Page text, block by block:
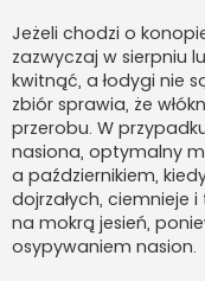
Jeżeli chodzi o
zazwyczaj w sierpniu
kwitnąć, a łodygi nie
zbiór sprawia, że
przerobu. W
nasiona, optymalny
a październikiem,
dojrzałych, ciemnieje
na mokrą jesień,
osypywaniem nasion.